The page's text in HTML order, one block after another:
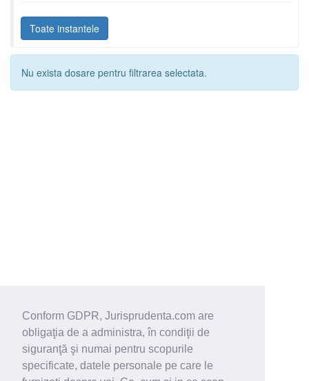
Conform GDPR, Jurisprudenta.com are
obligaţia de a administra, în condiţii de
siguranţă şi numai pentru scopurile
specificate, datele personale pe care le
Toate instantele
Nu exista dosare pentru filtrarea selectata.